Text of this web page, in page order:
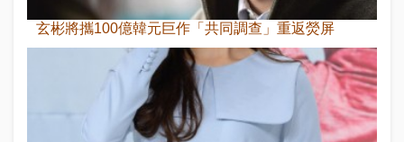
玄彬將攜100億韓元巨作「共同調查」重返熒屏